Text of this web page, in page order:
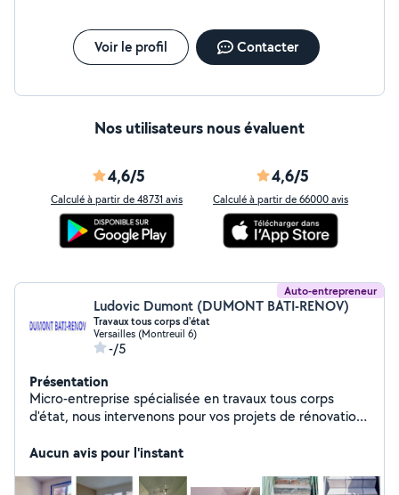
Voir le profil Contacter
Nos utilisateurs nous évaluent
4,6/5
Calculé à partir de 48731 avis
4,6/5
Calculé à partir de 66000 avis
Auto-entrepreneur
Ludovic Dumont (DUMONT BATI-RENOV)
Travaux tous corps d'état
Versailles (Montreuil 6)
-/5
Présentation
Micro-entreprise spécialisée en travaux tous corps
d'état, nous intervenons pour vos projets de rénovation,
nous assurons des prestations de qualité en
encore. À l'écoute de vos besoins, nous vous
Aucun avis pour l'instant